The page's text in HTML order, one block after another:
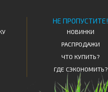
НЕ ПРОПУСТИТЕ!
НОВИНКИ
РАСПРОДАЖИ
ЧТО КУПИТЬ?
ГДЕ СЭКОНОМИТЬ?